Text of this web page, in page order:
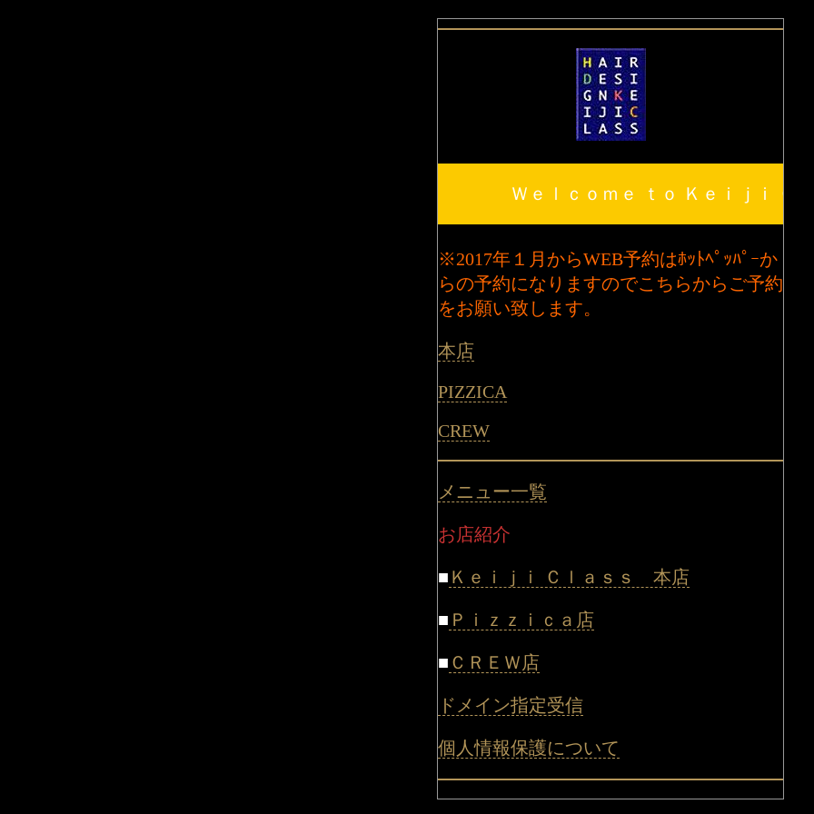
Ｗｅｌｃｏｍｅ ｔｏ Ｋｅｉｊｉ Ｃｌ
※2017年１月からWEB予約はﾎｯﾄﾍﾟｯﾊﾟｰか
らの予約になりますのでこちらからご予約
をお願い致します。
本店
PIZZICA
CREW
メニュー一覧
お店紹介
■ Ｋｅｉｊｉ Ｃｌａｓｓ 本店
■ Ｐｉｚｚｉｃａ店
■ ＣＲＥＷ店
ドメイン指定受信
個人情報保護について